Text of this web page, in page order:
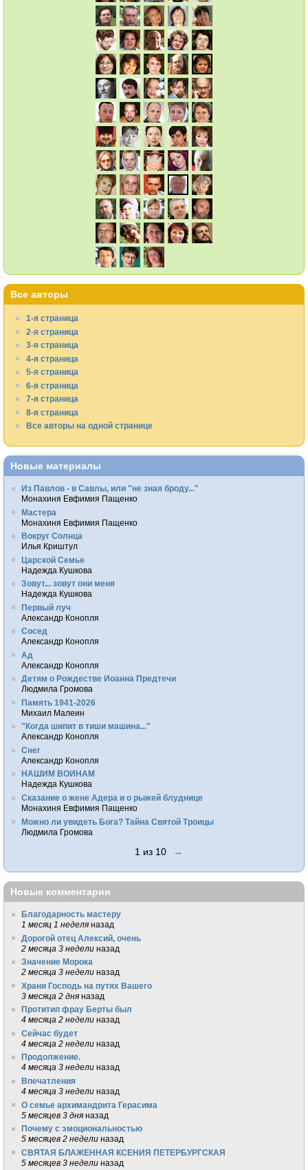
Все авторы
1-я страница
2-я страница
3-я страница
4-я страница
5-я страница
6-я страница
7-я страница
8-я страница
Все авторы на одной странице
Новые материалы
Из Павлов - в Савлы, или "не зная броду..."
Монахиня Евфимия Пащенко
Мастера
Монахиня Евфимия Пащенко
Вокруг Солнца
Илья Криштул
Царской Семье
Надежда Кушкова
Зовут... зовут они меня
Надежда Кушкова
Первый луч
Александр Конопля
Сосед
Александр Конопля
Ад
Александр Конопля
Детям о Рождестве Иоанна Предтечи
Людмила Громова
Память 1941-2026
Михаил Малеин
"Когда шипит в тиши машина..."
Александр Конопля
Снег
Александр Конопля
НАШИМ ВОИНАМ
Надежда Кушкова
Сказание о жене Адера и о рыжей блуднице
Монахиня Евфимия Пащенко
Можно ли увидеть Бога? Тайна Святой Троицы
Людмила Громова
1 из 10 →
Новые комментарии
Благодарность мастеру
1 месяц 1 неделя назад
Дорогой отец Алексий, очень
2 месяца 3 недели назад
Значение Морока
2 месяца 3 недели назад
Храни Господь на путях Вашего
3 месяца 2 дня назад
Протитип фрау Берты был
4 месяца 2 недели назад
Сейчас будет
4 месяца 2 недели назад
Продолжение.
4 месяца 3 недели назад
Впечатления
4 месяца 3 недели назад
О семье архимандрита Герасима
5 месяцев 3 дня назад
Почему с эмоциональностью
5 месяцев 2 недели назад
СВЯТАЯ БЛАЖЕННАЯ КСЕНИЯ ПЕТЕРБУРГСКАЯ
5 месяцев 3 недели назад